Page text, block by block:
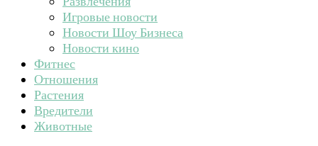
Игровые новости
Новости Шоу Бизнеса
Новости кино
Фитнес
Отношения
Растения
Вредители
Животные